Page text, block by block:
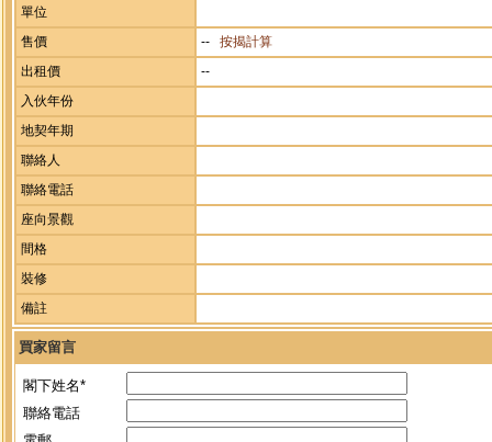
單位
售價
-- 按揭計算
出租價
--
入伙年份
地契年期
聯絡人
聯絡電話
座向景觀
間格
裝修
備註
買家留言
閣下姓名*
聯絡電話